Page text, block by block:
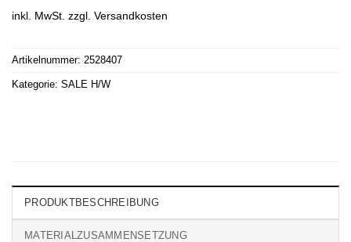
war:
109,00 €
ist:
79,00 €.
inkl. MwSt. zzgl. Versandkosten
Artikelnummer: 2528407
Kategorie: SALE H/W
PRODUKTBESCHREIBUNG
MATERIALZUSAMMENSETZUNG